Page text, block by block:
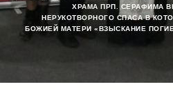
ХРАМА ПРП. СЕРАФИМА
НЕРУКОТВОРНОГО СПАСА В
БОЖИЕЙ МАТЕРИ «ВЗЫСКАНИЕ